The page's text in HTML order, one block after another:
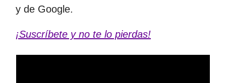
y de Google.
¡Suscríbete y no te lo pierdas!